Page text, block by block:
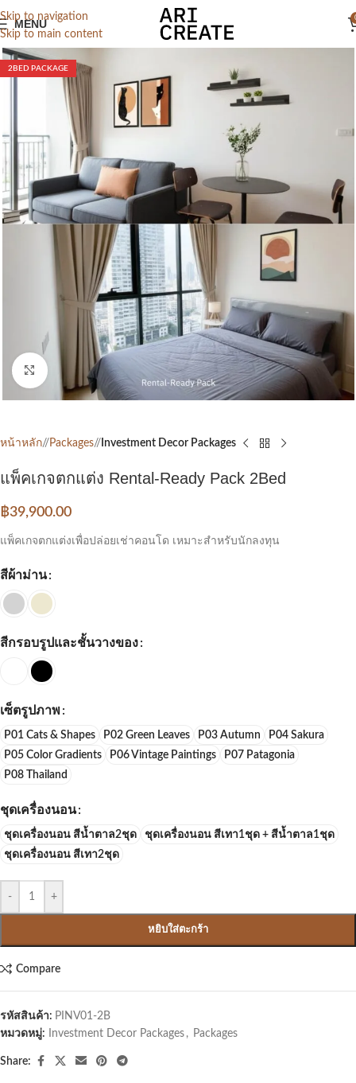
Skip to navigation
Skip to main content
MENU
2BED PACKAGE
Click to enlarge
หน้าหลัก/ Packages/ Investment Decor Packages
แพ็คเกจตกแต่ง Rental-Ready Pack 2Bed
฿39,900.00
แพ็คเกจตกแต่งเพื่อปล่อยเช่าคอนโด เหมาะสำหรับนักลงทุน
สีผ้าม่าน
สีกรอบรูปและชั้นวางของ
เซ็ตรูปภาพ
P01 Cats & Shapes P02 Green Leaves P03 Autumn
P04 Sakura
P05 Color Gradients
P06 Vintage Paintings
P07 Patagonia
P08 Thailand
ชุดเครื่องนอน
ชุดเครื่องนอน สีน้ำตาล2ชุด
ชุดเครื่องนอน สีเทา1ชุด + สีน้ำตาล1ชุด
ชุดเครื่องนอน สีเทา2ชุด
- +
หยิบใส่ตะกร้า
Compare
รหัสสินค้า: PINV01-2B
หมวดหมู่:
Investment Decor Packages , Packages
Share: